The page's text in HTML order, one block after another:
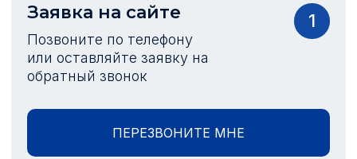
Заявка на сайте
Позвоните по телефону
или оставляйте заявку на
обратный звонок
1
ПЕРЕЗВОНИТЕ МНЕ